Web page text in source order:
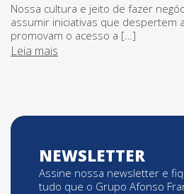
Nossa cultura e jeito de fazer
assumir iniciativas que despertem
promovam o acesso a […]
Leia mais
NEWSLETTER
Assine nossa newsletter e
tudo que o Grupo Afonso